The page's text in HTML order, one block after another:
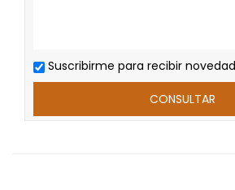
Suscribirme para recibir